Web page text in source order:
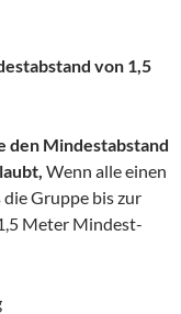
von 1,5
den Mindestabstand
Wenn alle einen
Gruppe bis zur
Meter Mindest-